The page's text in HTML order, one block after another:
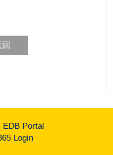
EDB Portal
Login